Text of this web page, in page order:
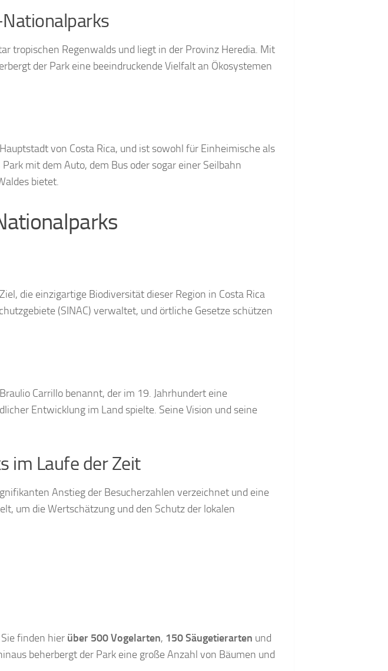
tropischen Regenwalds und liegt in der Provinz Heredia. Mit
der Park eine beeindruckende Vielfalt an Ökosystemen
von Costa Rica, und ist sowohl für Einheimische als
mit dem Auto, dem Bus oder sogar einer Seilbahn
bietet.
die einzigartige Biodiversität dieser Region in Costa Rica
(SINAC) verwaltet, und örtliche Gesetze schützen
Carrillo benannt, der im 19. Jahrhundert eine
Entwicklung im Land spielte. Seine Vision und seine
im Laufe der Zeit
Anstieg der Besucherzahlen verzeichnet und eine
um die Wertschätzung und den Schutz der lokalen
finden hier über 500 Vogelarten, 150 Säugetierarten und
beherbergt der Park eine große Anzahl von Bäumen und